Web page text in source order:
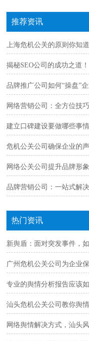
推荐资讯
上海危机公关的原则你知
揭秘SEO公司的成功之道！
品牌推广公司如何“操盘”
网络营销公司：全方位技
建立口碑建设要做哪些事情
危机公关公司确保企业的
网络公关公司提升品牌形
品牌营销公司：一站式解
热门资讯
新舆盾：面对突发事件，
广州危机公关公司为企业
专业的舆情分析报告应该
汕头危机公关公司教你舆
网络舆情解决方式，汕头